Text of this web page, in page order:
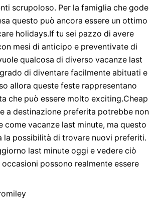
scrupoloso. Per la famiglia che gode
questo può ancora essere un ottimo
holidays.If tu sei pazzo di avere
mesi di anticipo e preventivate di
qualcosa di diverso vacanze last
di diventare facilmente abituati e
allora queste feste rappresentano
che può essere molto exciting.Cheap
a destinazione preferita potrebbe non
come vacanze last minute, ma questo
la possibilità di trovare nuovi preferiti.
last minute oggi e vedere ciò
possono realmente essere